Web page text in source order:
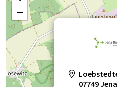
comprend des produits pour
la modification de l'ADN ou de
techniques liées à la PCR.
Pour la cristallisation des
constitue souvent un goulot
détermination de la structure
sondes de fluorescence
systèmes d'expression
systèmes d'expression
07749 Jena
−